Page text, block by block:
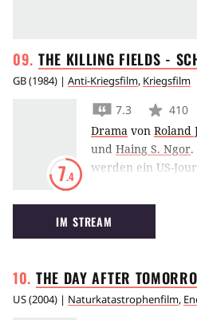
THE KILLING FIELDS -
GB(1984) | Anti-Kriegsfilm, Kriegsfilm
7.4
7.3 410
Drama von Roland
und Haing S. Ngor.
werden ein US-
der Verbrechen
Kambodscha der
IM STREAM
THE DAY AFTER
US(2004) | Naturkatastrophenfilm,